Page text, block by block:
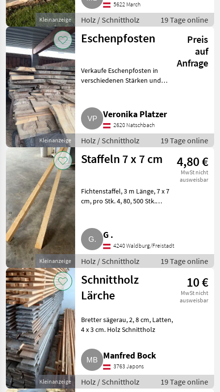
Kleinanzeige
5622 March
Holz / Schnittholz 19 Tage online
Kleinanzeige
Eschenpfosten
Preis
auf
Anfrage
Verkaufe Eschenpfosten in
verschiedenen Stärken und
Veronika Platzer
2620 Natschbach
Holz / Schnittholz 19 Tage online
Kleinanzeige
Staffeln 7 x 7 cm 4,80 €
MwSt nicht
ausweisbar
Fichtenstaffel, 3 m Länge, 7 x 7
cm, pro Stk. 4, 80, 500 Stk.
G .
4240 Waldburg/Freistadt
Holz / Schnittholz 19 Tage online
Kleinanzeige
Schnittholz
Lärche
10 €
MwSt nicht
ausweisbar
Bretter sägerau, 2, 8 cm, Latten,
4 x 3 cm. Holz Schnittholz
Manfred Bock
3763 Japons
Holz / Schnittholz 19 Tage online